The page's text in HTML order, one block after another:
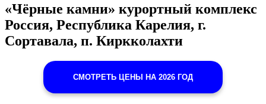
«Чёрные камни» курортный комплекс
Россия, Республика Карелия, г.
Сортавала, п. Киркколахти
СМОТРЕТЬ ЦЕНЫ НА 2026 ГОД